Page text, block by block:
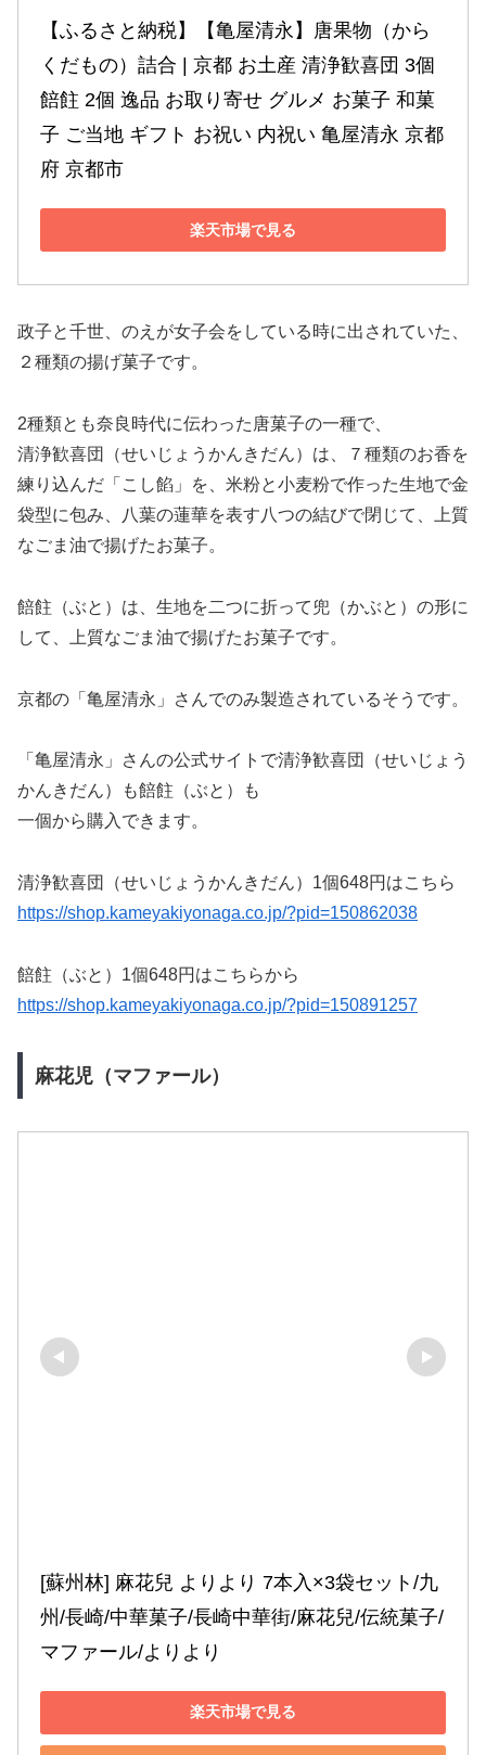
【ふるさと納税】【亀屋清永】唐果物（から
くだもの）詰合 | 京都 お土産 清浄歓喜団 3個
餢飳 2個 逸品 お取り寄せ グルメ お菓子 和菓
子 ご当地 ギフト お祝い 内祝い 亀屋清永 京都
府 京都市
楽天市場で見る
政子と千世、のえが女子会をしている時に出されていた、
２種類の揚げ菓子です。
2種類とも奈良時代に伝わった唐菓子の一種で、
清浄歓喜団（せいじょうかんきだん）は、７種類のお香を
練り込んだ「こし餡」を、米粉と小麦粉で作った生地で金
袋型に包み、八葉の蓮華を表す八つの結びで閉じて、上質
なごま油で揚げたお菓子。
餢飳（ぶと）は、生地を二つに折って兜（かぶと）の形に
して、上質なごま油で揚げたお菓子です。
京都の「亀屋清永」さんでのみ製造されているそうです。
「亀屋清永」さんの公式サイトで清浄歓喜団（せいじょう
かんきだん）も餢飳（ぶと）も
一個から購入できます。
清浄歓喜団（せいじょうかんきだん）1個648円はこちら
https://shop.kameyakiyonaga.co.jp/?pid=150862038
餢飳（ぶと）1個648円はこちらから
https://shop.kameyakiyonaga.co.jp/?pid=150891257
麻花児（マファール）
[蘇州林] 麻花兒 よりより 7本入×3袋セット/九
州/長崎/中華菓子/長崎中華街/麻花兒/伝統菓子/
マファール/よりより
楽天市場で見る